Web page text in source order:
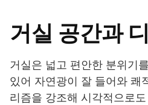
거실 공간과
거실은 넓고 편안한 분위기
있어 자연광이 잘 들어와 쾌
리즘을 강조해 시각적으로